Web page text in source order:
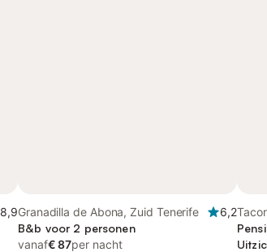
8,9Granadilla de Abona, Zuid Tenerife
6,2
B&b voor 2 personen
vanaf€ 87per nacht